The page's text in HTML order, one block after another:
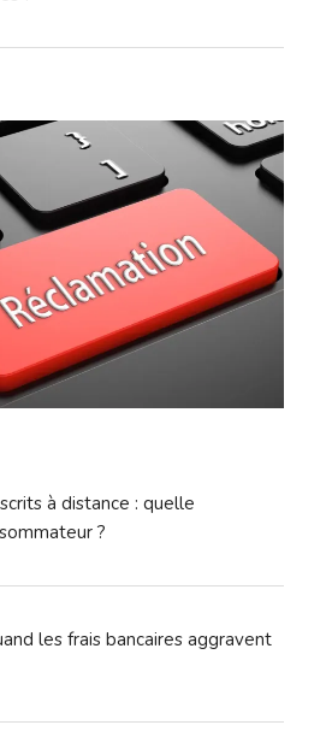
à distance : quelle
?
les frais bancaires aggravent